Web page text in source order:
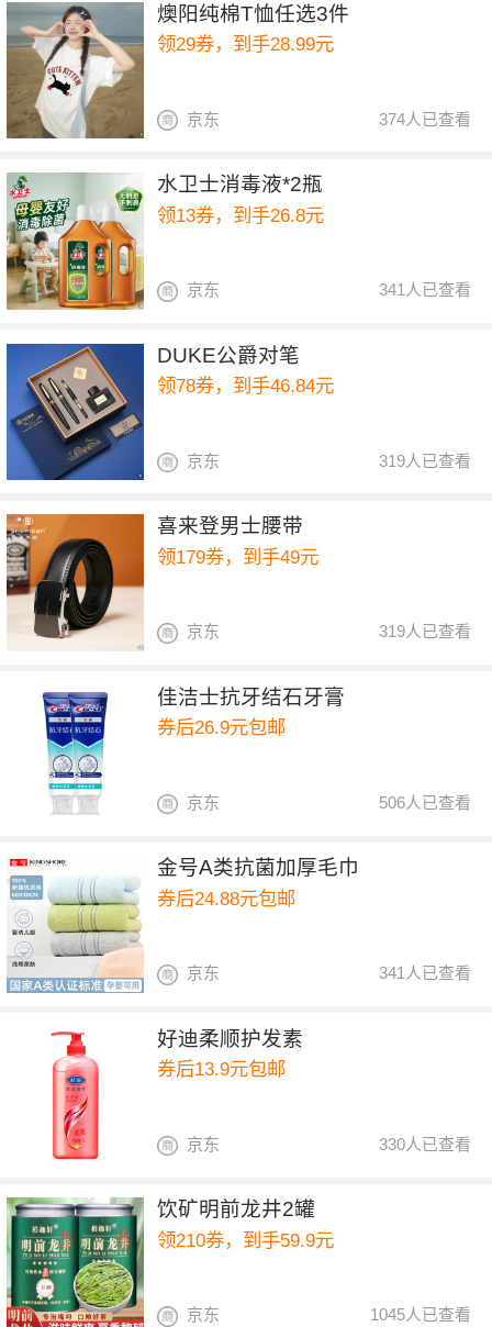
燠阳纯棉T恤任选3件
领29券，到手28.99元
374人已查看
京东
水卫士消毒液*2瓶
领13券，到手26.8元
341人已查看
京东
DUKE公爵对笔
领78券，到手46.84元
319人已查看
京东
喜来登男士腰带
领179券，到手49元
319人已查看
京东
佳洁士抗牙结石牙膏
券后26.9元包邮
506人已查看
京东
金号A类抗菌加厚毛巾
券后24.88元包邮
341人已查看
京东
好迪柔顺护发素
券后13.9元包邮
330人已查看
京东
饮矿明前龙井2罐
领210券，到手59.9元
1045人已查看
京东